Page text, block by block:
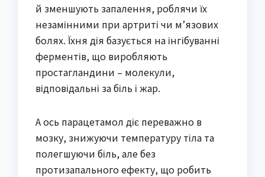
й зменшують запалення, роблячи їх
незамінними при артриті чи м’язових
болях. Їхня дія базується на інгібуванні
ферментів, що виробляють
простагландини – молекули,
відповідальні за біль і жар.
А ось парацетамол діє переважно в
мозку, знижуючи температуру тіла та
полегшуючи біль, але без
протизапального ефекту, що робить